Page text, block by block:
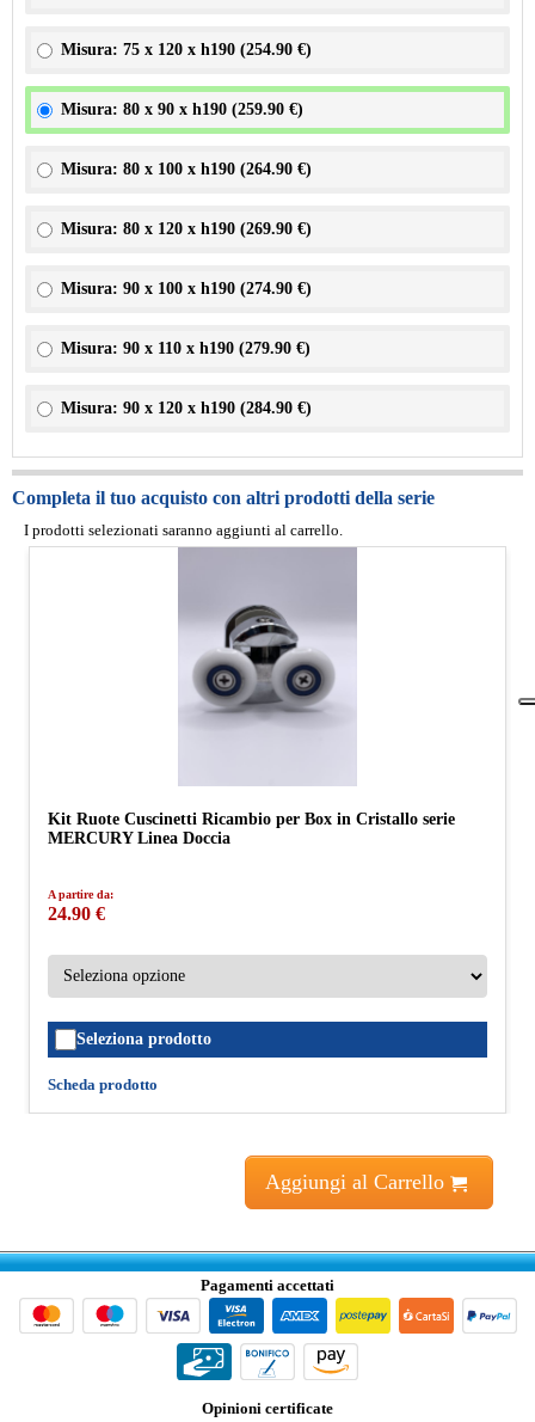
Misura: 75 x 120 x h190 (254.90 €)
Misura: 80 x 90 x h190 (259.90 €)
Misura: 80 x 100 x h190 (264.90 €)
Misura: 80 x 120 x h190 (269.90 €)
Misura: 90 x 100 x h190 (274.90 €)
Misura: 90 x 110 x h190 (279.90 €)
Misura: 90 x 120 x h190 (284.90 €)
Completa il tuo acquisto con altri prodotti della serie
I prodotti selezionati saranno aggiunti al carrello.
Kit Ruote Cuscinetti Ricambio per Box in Cristallo serie
MERCURY Linea Doccia
A partire da:
24.90 €
Seleziona prodotto
Scheda prodotto
Aggiungi al Carrello
Pagamenti accettati
Opinioni certificate